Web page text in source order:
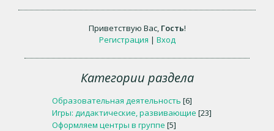
Приветствую Вас, Гость!
Регистрация | Вход
Категории раздела
Образовательная деятельность [6]
Игры: дидактические, развивающие [23]
Оформляем центры в группе [5]